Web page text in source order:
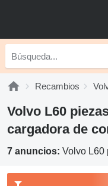
Recambios
Volvo L60
cargadora de
7 anuncios: Volvo L60